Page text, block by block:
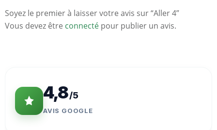
Soyez le premier à laisser votre avis sur “Aller 4”
Vous devez être connecté pour publier un avis.
4,8/5
AVIS GOOGLE